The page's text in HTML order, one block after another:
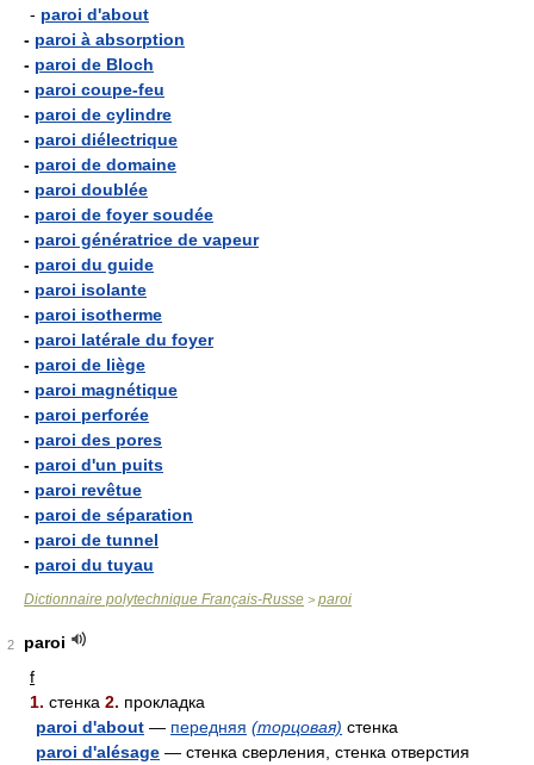
- paroi d'about
- paroi à absorption
- paroi de Bloch
- paroi coupe-feu
- paroi de cylindre
- paroi diélectrique
- paroi de domaine
- paroi doublée
- paroi de foyer soudée
- paroi génératrice de vapeur
- paroi du guide
- paroi isolante
- paroi isotherme
- paroi latérale du foyer
- paroi de liège
- paroi magnétique
- paroi perforée
- paroi des pores
- paroi d'un puits
- paroi revêtue
- paroi de séparation
- paroi de tunnel
- paroi du tuyau
Dictionnaire polytechnique Français-Russe > paroi
2
paroi
f
1. стенка 2. прокладка
paroi d'about — передняя (торцовая) стенка
paroi d'alésage — стенка сверления, стенка отверстия